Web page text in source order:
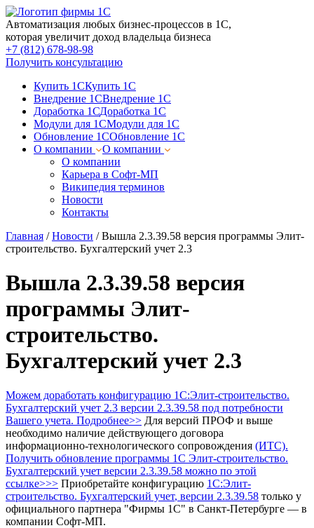
Автоматизация любых бизнес-процессов в 1С,
которая увеличит доход владельца бизнеса
+7 (812) 678-98-98
Получить консультацию
Купить 1СКупить 1С
Внедрение 1СВнедрение 1С
Доработка 1СДоработка 1С
Модули для 1СМодули для 1С
Обновление 1СОбновление 1С
О компании
О компании
О компании
Карьера в Софт-МП
Википедия терминов
Новости
Контакты
Главная /Новости /Вышла 2.3.39.58 версия программы Элит-
строительство. Бухгалтерский учет 2.3
Вышла 2.3.39.58 версия
программы Элит-
строительство.
Бухгалтерский учет 2.3
Можем доработать конфигурацию 1С:Элит-строительство.
Бухгалтерский учет 2.3 версии 2.3.39.58 под потребности
Вашего учета. Подробнее>> Для версий ПРОФ и выше
необходимо наличие действующего договора
информационно-технологического сопровождения (ИТС).
Получить обновление программы 1С Элит-строительство.
Бухгалтерский учет версии 2.3.39.58 можно по этой
ссылке>>> Приобретайте конфигурацию 1С:Элит-
строительство. Бухгалтерский учет, версии 2.3.39.58 только у
официального партнера "Фирмы 1С" в Санкт-Петербурге — в
компании Софт-МП.